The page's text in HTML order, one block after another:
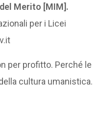
Merito [MIM].
per i Licei
per profitto. Perché le
cultura umanistica.